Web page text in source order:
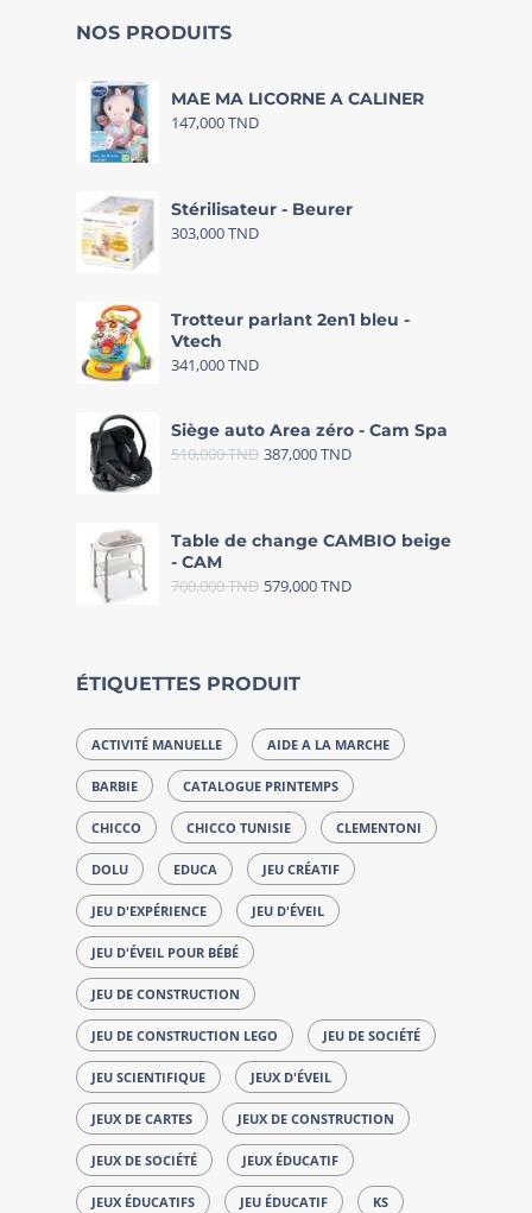
NOS PRODUITS
MAE MA LICORNE A CALINER
147,000TND
Stérilisateur - Beurer
303,000TND
Trotteur parlant 2en1 bleu -
Vtech
341,000TND
Siège auto Area zéro - Cam Spa
510,000TND 387,000TND
Table de change CAMBIO beige
- CAM
700,000TND 579,000TND
ÉTIQUETTES PRODUIT
ACTIVITÉ MANUELLE AIDE A LA MARCHE
BARBIE CATALOGUE PRINTEMPS
CHICCO CHICCO TUNISIE CLEMENTONI
DOLU EDUCA JEU CRÉATIF
JEU D'EXPÉRIENCE JEU D'ÉVEIL
JEU D'ÉVEIL POUR BÉBÉ
JEU DE CONSTRUCTION
JEU DE CONSTRUCTION LEGO JEU DE SOCIÉTÉ
JEU SCIENTIFIQUE JEUX D'ÉVEIL
JEUX DE CARTES JEUX DE CONSTRUCTION
JEUX DE SOCIÉTÉ JEUX ÉDUCATIF
JEUX ÉDUCATIFS JEU ÉDUCATIF KS